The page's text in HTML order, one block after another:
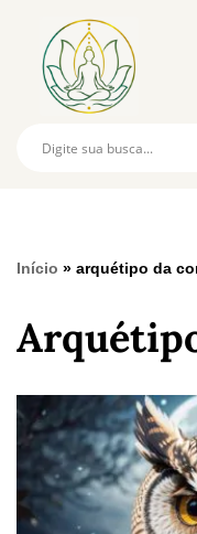
Início » arquétipo da